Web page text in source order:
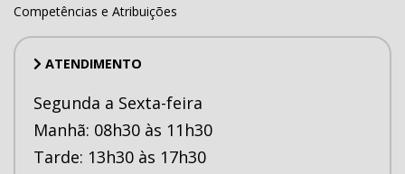
Competências e Atribuições
ATENDIMENTO
Segunda a Sexta-feira
Manhã: 08h30 às 11h30
Tarde: 13h30 às 17h30